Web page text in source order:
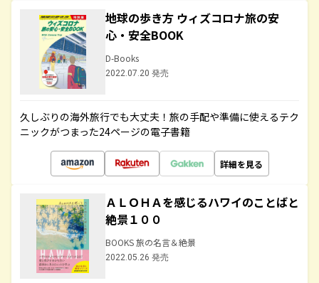
地球の歩き方 ウィズコロナ旅の安
心・安全BOOK
D-Books
2022.07.20 発売
久しぶりの海外旅行でも大丈夫！旅の手配や準備に使えるテク
ニックがつまった24ページの電子書籍
詳細を見る
ＡＬＯＨＡを感じるハワイのことばと
絶景１００
BOOKS 旅の名言＆絶景
2022.05.26 発売